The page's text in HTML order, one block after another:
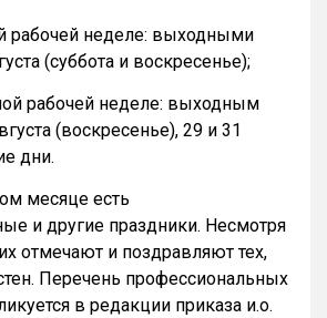
рабочей неделе: выходными
(суббота и воскресенье);
рабочей неделе: выходным
(воскресенье), 29 и 31
дни.
месяце есть
и другие праздники. Несмотря
отмечают и поздравляют тех,
Перечень профессиональных
в редакции приказа и.о.